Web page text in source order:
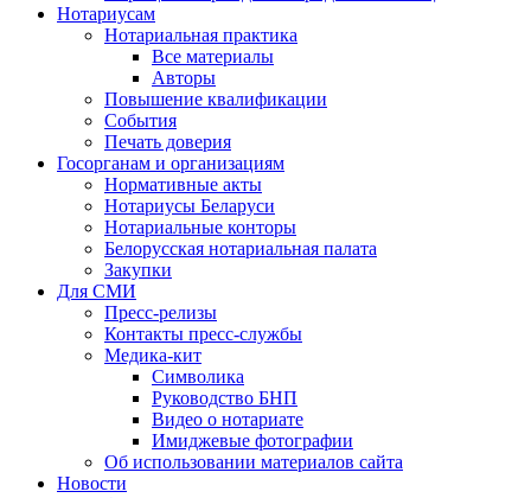
Нотариусам
Нотариальная практика
Все материалы
Авторы
Повышение квалификации
События
Печать доверия
Госорганам и организациям
Нормативные акты
Нотариусы Беларуси
Нотариальные конторы
Белорусская нотариальная палата
Закупки
Для СМИ
Пресс-релизы
Контакты пресс-службы
Медика-кит
Символика
Руководство БНП
Видео о нотариате
Имиджевые фотографии
Об использовании материалов сайта
Новости